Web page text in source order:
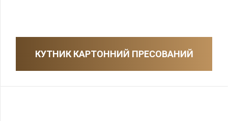
КУТНИК КАРТОННИЙ ПРЕСОВАНИЙ